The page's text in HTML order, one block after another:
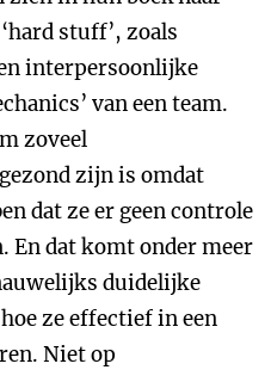
stuff’, zoals
interpersoonlijke
van een team.
zoveel
zijn is omdat
dat ze er geen controle
En dat komt onder meer
duidelijke
ze effectief in een
Niet op